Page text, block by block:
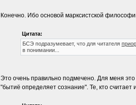
Конечно. Ибо основой марксистской
Цитата:
БСЭ подразумевает, что для читателя
в понимании...
Это очень правильно подмечено. Для меня
"бытиё определяет сознание". Те, кто